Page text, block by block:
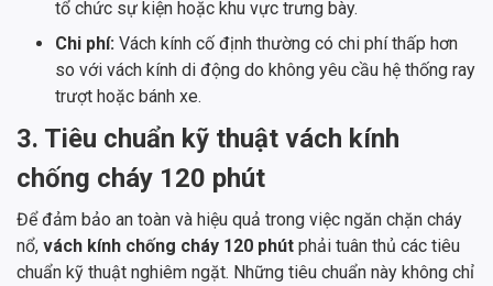
tổ chức sự kiện hoặc khu vực trưng bày.
Chi phí: Vách kính cố định thường có chi phí thấp hơn
so với vách kính di động do không yêu cầu hệ thống ray
trượt hoặc bánh xe.
3. Tiêu chuẩn kỹ thuật vách kính
chống cháy 120 phút
Để đảm bảo an toàn và hiệu quả trong việc ngăn chặn cháy
nổ, vách kính chống cháy 120 phút phải tuân thủ các tiêu
chuẩn kỹ thuật nghiêm ngặt. Những tiêu chuẩn này không chỉ